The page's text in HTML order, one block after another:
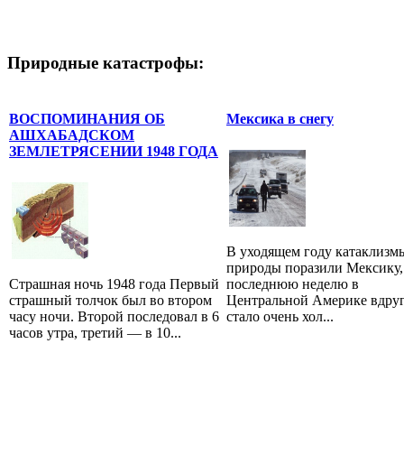
Природные катастрофы:
ВОСПОМИНАНИЯ ОБ
АШХАБАДСКОМ
ЗЕМЛЕТРЯСЕНИИ 1948 ГОДА
Страшная ночь 1948 года Первый
страшный толчок был во втором
часу ночи. Второй последовал в 6
часов утра, третий — в 10...
Мексика в снегу
В уходящем году
природы поразили Мексику,
последнюю неделю в
Центральной Америке
стало очень хол...